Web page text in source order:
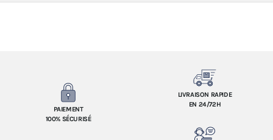
PAIEMENT
100% SÉCURISÉ
LIVRAISON RAPIDE
EN 24/72H